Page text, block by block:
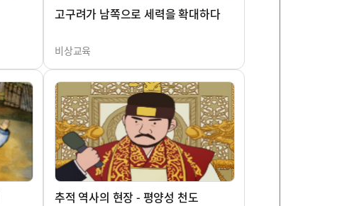
고구려가 남쪽으로 세력을 확대하다
비상교육
추적 역사의 현장 - 평양성 천도